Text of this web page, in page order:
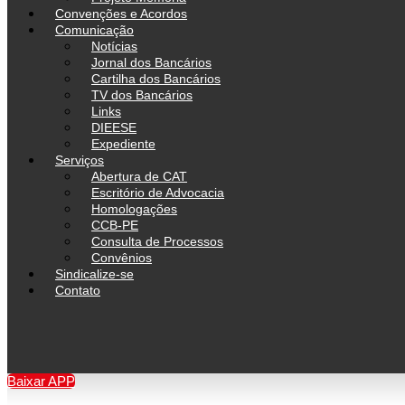
Convenções e Acordos
Comunicação
Notícias
Jornal dos Bancários
Cartilha dos Bancários
TV dos Bancários
Links
DIEESE
Expediente
Serviços
Abertura de CAT
Escritório de Advocacia
Homologações
CCB-PE
Consulta de Processos
Convênios
Sindicalize-se
Contato
Baixar APP